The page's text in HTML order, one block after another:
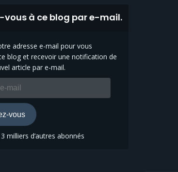
vous à ce blog par e-mail.
adresse e-mail pour vous
blog et recevoir une notification de
article par e-mail.
vous
milliers d’autres abonnés